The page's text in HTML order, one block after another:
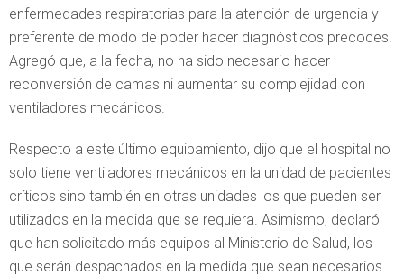
enfermedades respiratorias para la atención de urgencia y
preferente de modo de poder hacer diagnósticos precoces.
Agregó que, a la fecha, no ha sido necesario hacer
reconversión de camas ni aumentar su complejidad con
ventiladores mecánicos.
Respecto a este último equipamiento, dijo que el hospital no
solo tiene ventiladores mecánicos en la unidad de pacientes
críticos sino también en otras unidades los que pueden ser
utilizados en la medida que se requiera. Asimismo, declaró
que han solicitado más equipos al Ministerio de Salud, los
que serán despachados en la medida que sean necesarios.